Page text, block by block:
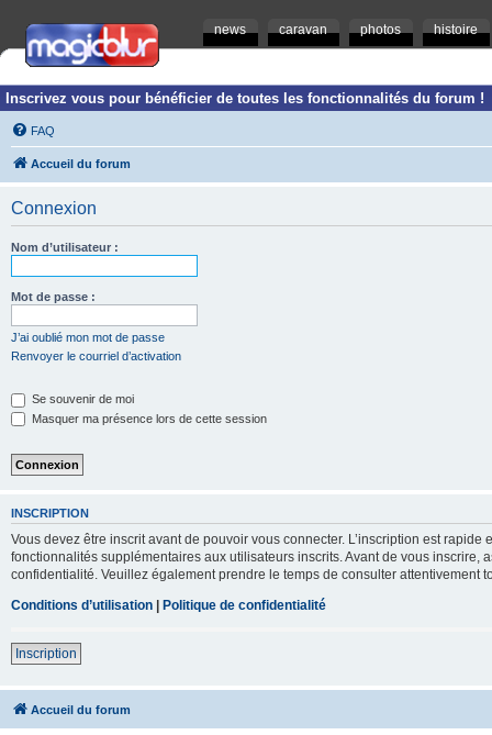
news caravan photos histoire
Inscrivez vous pour bénéficier de toutes les fonctionnalités du forum !
FAQ
Accueil du forum
Connexion
Nom d’utilisateur :
Mot de passe :
J’ai oublié mon mot de passe
Renvoyer le courriel d’activation
Se souvenir de moi
Masquer ma présence lors de cette session
INSCRIPTION
Vous devez être inscrit avant de pouvoir vous connecter. L’inscription est
fonctionnalités supplémentaires aux utilisateurs inscrits. Avant de vous inscrire,
confidentialité. Veuillez également prendre le temps de consulter attentivement
Conditions d’utilisation | Politique de confidentialité
Inscription
Accueil du forum